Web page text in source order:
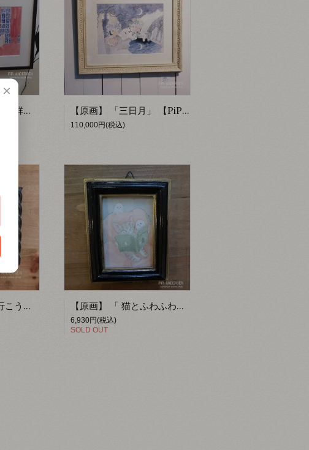
【原画】 「しし座流星群とクリームソーダ」 【PiPi ANDERSEN】 【原画】 「三日月」 【PiPi ANDERSEN】
110,000円(税込)
【原画】 「どこへ行こう」 【PiPi ANDERSEN】 【原画】 「 猫とふわふわの物語 」 【PiPi ANDERSEN】
6,930円(税込)
SOLD OUT
×